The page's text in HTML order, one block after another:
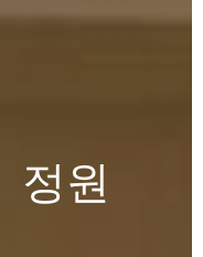
정원